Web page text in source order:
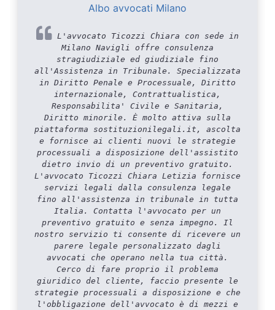
Albo avvocati Milano
L'avvocato Ticozzi Chiara con sede in
Milano Navigli offre consulenza
stragiudiziale ed giudiziale fino
all'Assistenza in Tribunale. Specializzata
in Diritto Penale e Processuale, Diritto
internazionale, Contrattualistica,
Responsabilita' Civile e Sanitaria,
Diritto minorile. È molto attiva sulla
piattaforma sostituzionilegali.it, ascolta
e fornisce ai clienti nuovi le strategie
processuali a disposizione dell'assistito
dietro invio di un preventivo gratuito.
L'avvocato Ticozzi Chiara Letizia fornisce
servizi legali dalla consulenza legale
fino all'assistenza in tribunale in tutta
Italia. Contatta l'avvocato per un
preventivo gratuito e senza impegno. Il
nostro servizio ti consente di ricevere un
parere legale personalizzato dagli
avvocati che operano nella tua città.
Cerco di fare proprio il problema
giuridico del cliente, faccio presente le
strategie processuali a disposizione e che
l'obbligazione dell'avvocato è di mezzi e